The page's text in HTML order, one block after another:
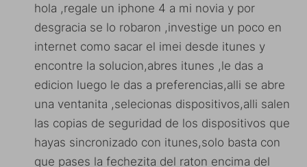
hola ,regale un iphone 4 a mi novia y por
desgracia se lo robaron ,investige un poco en
internet como sacar el imei desde itunes y
encontre la solucion,abres itunes ,le das a
edicion luego le das a preferencias,alli se abre
una ventanita ,selecionas dispositivos,alli salen
las copias de seguridad de los dispositivos que
hayas sincronizado con itunes,solo basta con
que pases la fechezita del raton encima del